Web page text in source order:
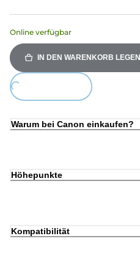
Online verfügbar
IN DEN WARENKORB LEGEN
Warum bei Canon einkaufen?
Höhepunkte
Kompatibilität